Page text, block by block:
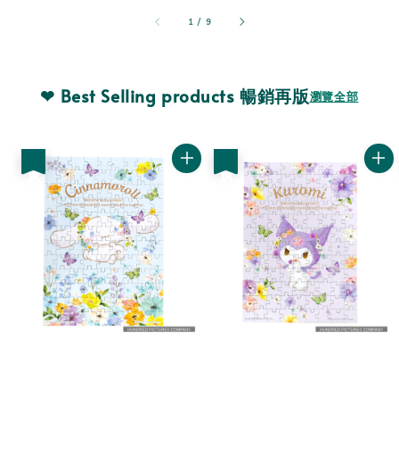
1 / 9
❤ Best Selling products 暢銷再版瀏覽全部